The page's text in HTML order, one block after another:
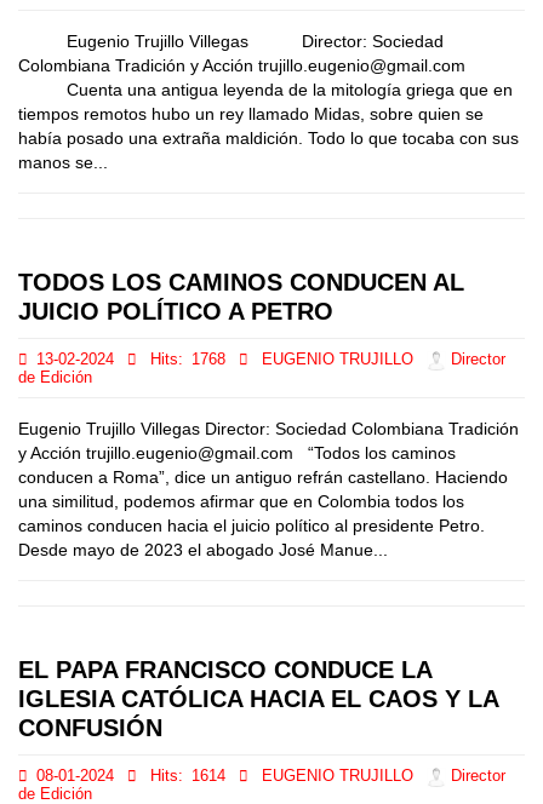
Eugenio Trujillo Villegas Director: Sociedad
Colombiana Tradición y Acción trujillo.eugenio@gmail.com
Cuenta una antigua leyenda de la mitología griega que en
tiempos remotos hubo un rey llamado Midas, sobre quien se
había posado una extraña maldición. Todo lo que tocaba con sus
manos se...
TODOS LOS CAMINOS CONDUCEN AL
JUICIO POLÍTICO A PETRO
13-02-2024 Hits: 1768 EUGENIO TRUJILLO
Director
de Edición
Eugenio Trujillo Villegas Director: Sociedad Colombiana Tradición
y Acción trujillo.eugenio@gmail.com “Todos los caminos
conducen a Roma”, dice un antiguo refrán castellano. Haciendo
una similitud, podemos afirmar que en Colombia todos los
caminos conducen hacia el juicio político al presidente Petro.
Desde mayo de 2023 el abogado José Manue...
EL PAPA FRANCISCO CONDUCE LA
IGLESIA CATÓLICA HACIA EL CAOS Y LA
CONFUSIÓN
08-01-2024 Hits: 1614 EUGENIO TRUJILLO
Director
de Edición